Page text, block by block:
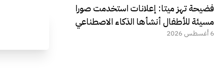
فضيحة تهز ميتا: إعلانات استخدمت صورا
مسيئة للأطفال أنشأها الذكاء الاصطناعي
6 أغسطس 2026